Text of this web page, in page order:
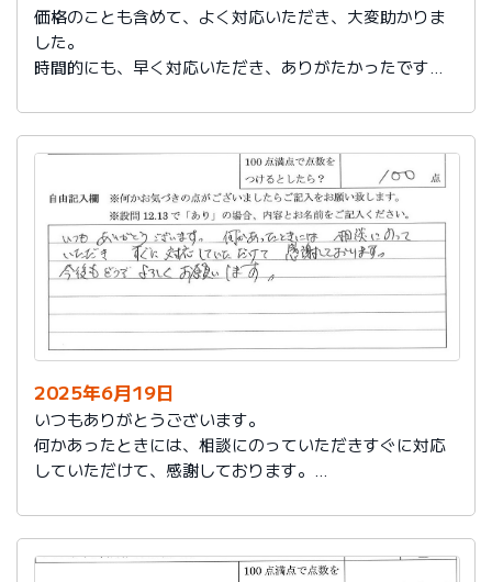
価格のことも含めて、よく対応いただき、大変助かりま
した。
時間的にも、早く対応いただき、ありがたかったです。
2025年6月19日
いつもありがとうございます。
何かあったときには、相談にのっていただきすぐに対応
していただけて、感謝しております。